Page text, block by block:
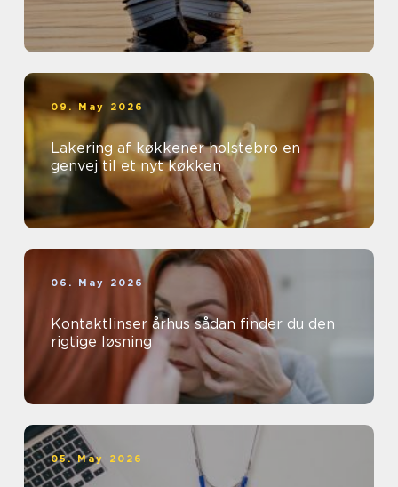
09. May 2026
Lakering af køkkener holstebro en
genvej til et nyt køkken
06. May 2026
Kontaktlinser århus sådan finder du den
rigtige løsning
05. May 2026